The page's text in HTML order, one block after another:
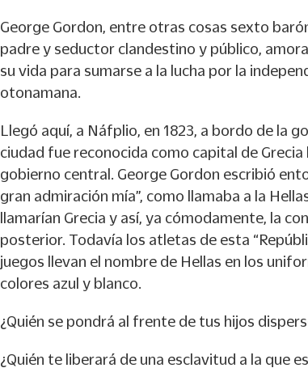
George Gordon, entre otras cosas sexto
padre y seductor clandestino y público,
su vida para sumarse a la lucha por la
otonamana.
Llegó aquí, a Náfplio, en 1823, a bordo de la
ciudad fue reconocida como capital de Grecia
gobierno central. George Gordon escribió
gran admiración mía”, como llamaba a la
llamarían Grecia y así, ya cómodamente, la
posterior. Todavía los atletas de esta
juegos llevan el nombre de Hellas en los
colores azul y blanco.
¿Quién se pondrá al frente de tus hijos
¿Quién te liberará de una esclavitud a la que